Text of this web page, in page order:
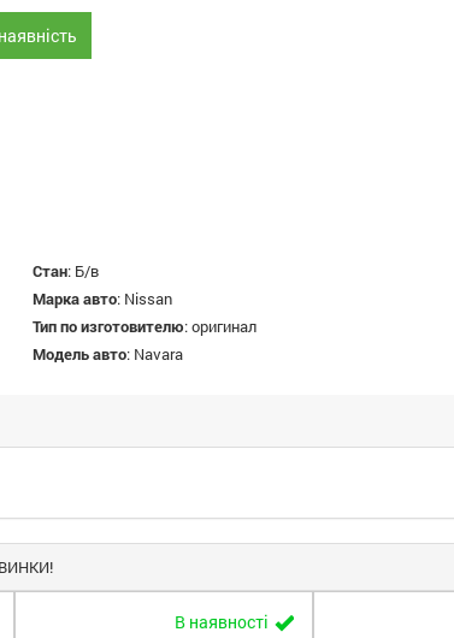
Стан: Б/в
Марка авто: Nissan
Тип по изготовителю:оригинал
Модель авто: Navara
В наявності